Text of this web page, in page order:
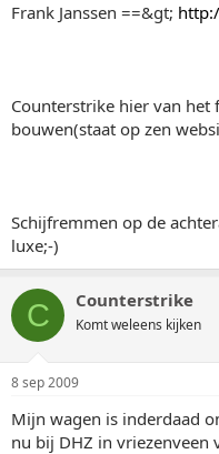
Frank Janssen ==&gt;
Counterstrike hier van
bouwen(staat op zen
Schijfremmen op de
luxe;-)
C Counterstrike
Komt weleens kijken
8 sep 2009
Mijn wagen is inderdaad
nu bij DHZ in vriezenveen